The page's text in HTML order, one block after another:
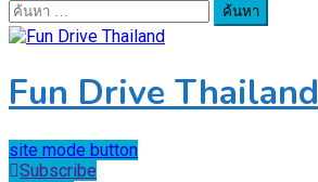
ค้นหา
สำหรับ:
Fun Drive Thailand
site mode button
Subscribe